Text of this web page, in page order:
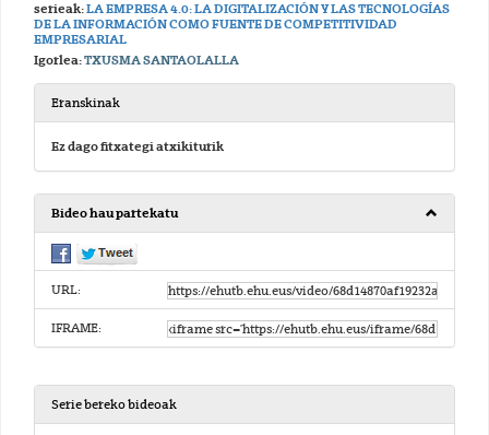
serieak:LA EMPRESA 4.0: LA DIGITALIZACIÓN Y LAS TECNOLOGÍAS
DE LA INFORMACIÓN COMO FUENTE DE COMPETITIVIDAD
EMPRESARIAL
Igorlea:TXUSMA SANTAOLALLA
Eranskinak
Ez dago fitxategi atxikiturik
Bideo hau partekatu
URL:
IFRAME:
Serie bereko bideoak